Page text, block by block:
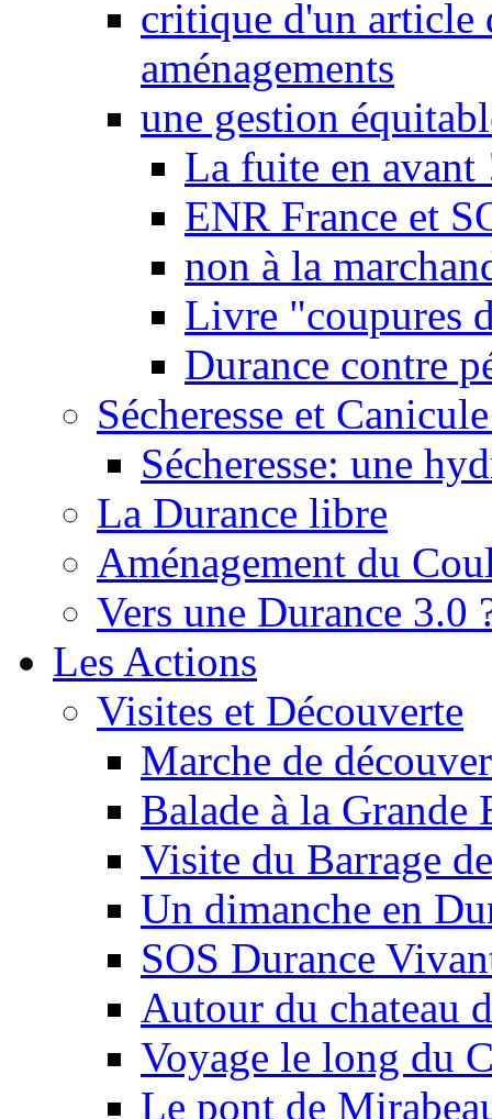
critique d'un article
aménagements
une gestion
La fuite en avant
ENR France et
non à la
Livre "coupures
Durance contre
Sécheresse et
Sécheresse: une
La Durance libre
Aménagement du
Vers une Durance 3.0
Les Actions
Visites et Découverte
Marche de
Balade à la Grande
Visite du Barrage
Un dimanche en
SOS Durance
Autour du chateau
Voyage le long du
Le pont de